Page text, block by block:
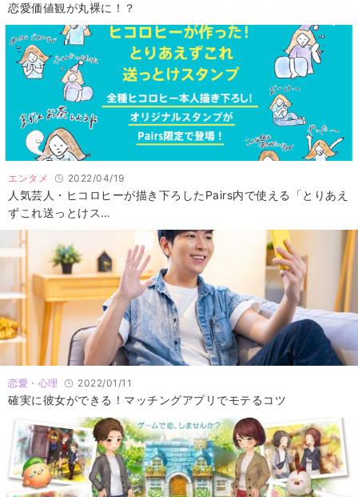
恋愛価値観が丸裸に！？
エンタメ 2022/04/19
人気芸人・ヒコロヒーが描き下ろしたPairs内で使える「とりあえ
ずこれ送っとけス…
恋愛・心理 2022/01/11
確実に彼女ができる！マッチングアプリでモテるコツ